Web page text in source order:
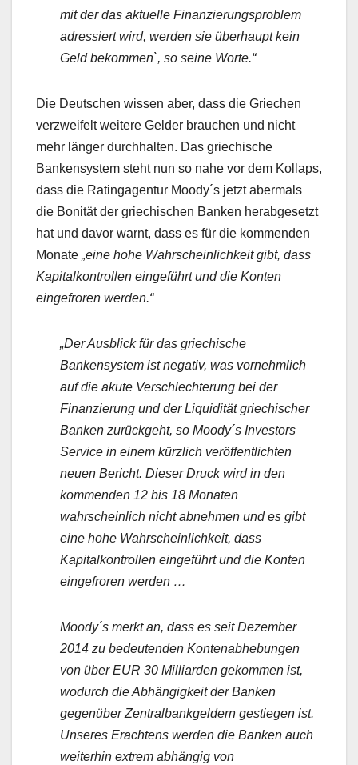
mit der das aktuelle Finanzierungsproblem
adressiert wird, werden sie überhaupt kein
Geld bekommen`, so seine Worte.“
Die Deutschen wissen aber, dass die Griechen
verzweifelt weitere Gelder brauchen und nicht
mehr länger durchhalten. Das griechische
Bankensystem steht nun so nahe vor dem Kollaps,
dass die Ratingagentur Moody´s jetzt abermals
die Bonität der griechischen Banken herabgesetzt
hat und davor warnt, dass es für die kommenden
Monate „eine hohe Wahrscheinlichkeit gibt, dass
Kapitalkontrollen eingeführt und die Konten
eingefroren werden.“
„Der Ausblick für das griechische
Bankensystem ist negativ, was vornehmlich
auf die akute Verschlechterung bei der
Finanzierung und der Liquidität griechischer
Banken zurückgeht, so Moody´s Investors
Service in einem kürzlich veröffentlichten
neuen Bericht. Dieser Druck wird in den
kommenden 12 bis 18 Monaten
wahrscheinlich nicht abnehmen und es gibt
eine hohe Wahrscheinlichkeit, dass
Kapitalkontrollen eingeführt und die Konten
eingefroren werden …
Moody´s merkt an, dass es seit Dezember
2014 zu bedeutenden Kontenabhebungen
von über EUR 30 Milliarden gekommen ist,
wodurch die Abhängigkeit der Banken
gegenüber Zentralbankgeldern gestiegen ist.
Unseres Erachtens werden die Banken auch
weiterhin extrem abhängig von